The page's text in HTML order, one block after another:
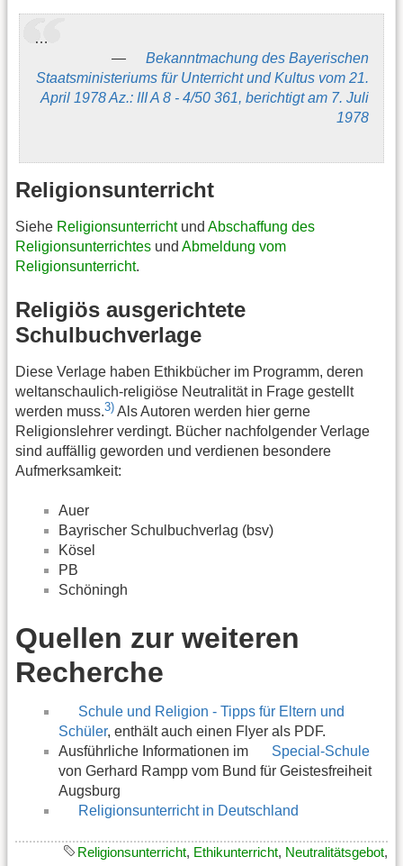
…
Bekanntmachung des Bayerischen
Staatsministeriums für Unterricht und Kultus vom 21.
April 1978 Az.: III A 8 - 4/50 361, berichtigt am 7. Juli
1978
Religionsunterricht
Siehe Religionsunterrichtund Abschaffung des
Religionsunterrichtes und Abmeldung vom
Religionsunterricht.
Religiös ausgerichtete
Schulbuchverlage
Diese Verlage haben Ethikbücher im Programm, deren
weltanschaulich-religiöse Neutralität in Frage gestellt
werden muss.3) Als Autoren werden hier gerne
Religionslehrer verdingt. Bücher nachfolgender Verlage
sind auffällig geworden und verdienen besondere
Aufmerksamkeit:
Auer
Bayrischer Schulbuchverlag (bsv)
Kösel
PB
Schöningh
Quellen zur weiteren
Recherche
Schule und Religion - Tipps für Eltern und
Schüler, enthält auch einen Flyer als PDF.
Ausführliche Informationen im
Special-Schule
von Gerhard Rampp vom Bund für Geistesfreiheit
Augsburg
Religionsunterricht in Deutschland
Religionsunterricht, Ethikunterricht, Neutralitätsgebot,